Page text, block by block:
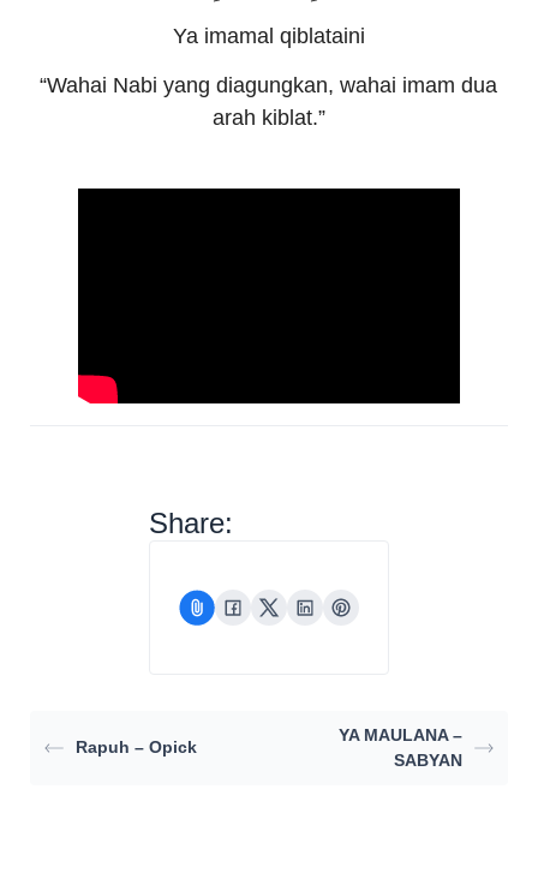
Ya imamal qiblataini
“Wahai Nabi yang diagungkan, wahai imam dua
arah kiblat.”
Share:
Rapuh – Opick
YA MAULANA –
SABYAN